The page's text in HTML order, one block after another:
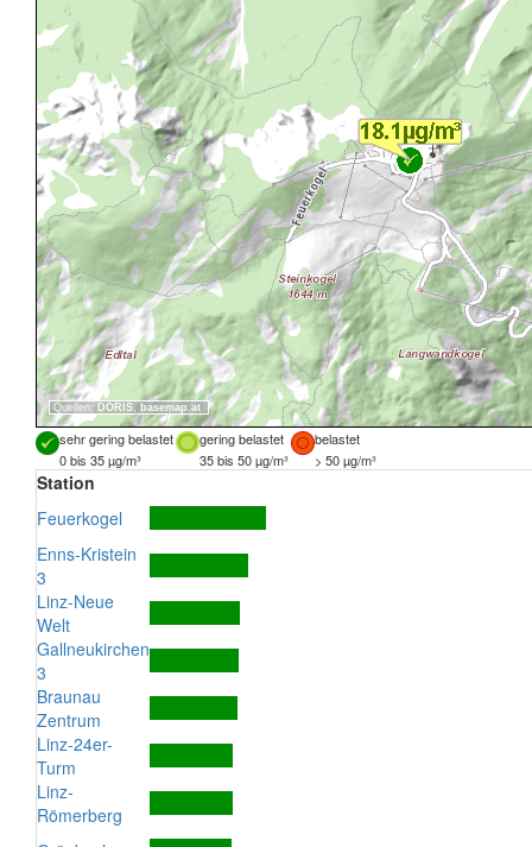
Quellen: DORIS, basemap.at
sehr gering belastet gering belastet
belastet
0 bis 35 µg/m³
35 bis 50 µg/m³ > 50 µg/m³
Station
Feuerkogel
Enns-Kristein
3
Linz-Neue
Welt
Gallneukirchen
3
Braunau
Zentrum
Linz-24er-
Turm
Linz-
Römerberg